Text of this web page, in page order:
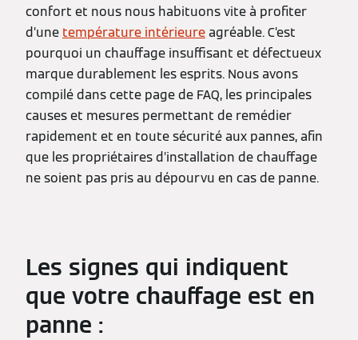
confort et nous nous habituons vite à profiter
d’une température intérieureagréable. C’est
pourquoi un chauffage insuffisant et défectueux
marque durablement les esprits. Nous avons
compilé dans cette page de FAQ, les principales
causes et mesures permettant de remédier
rapidement et en toute sécurité aux pannes, afin
que les propriétaires d’installation de chauffage
ne soient pas pris au dépourvu en cas de panne.
Les signes qui indiquent
que votre chauffage est en
panne :